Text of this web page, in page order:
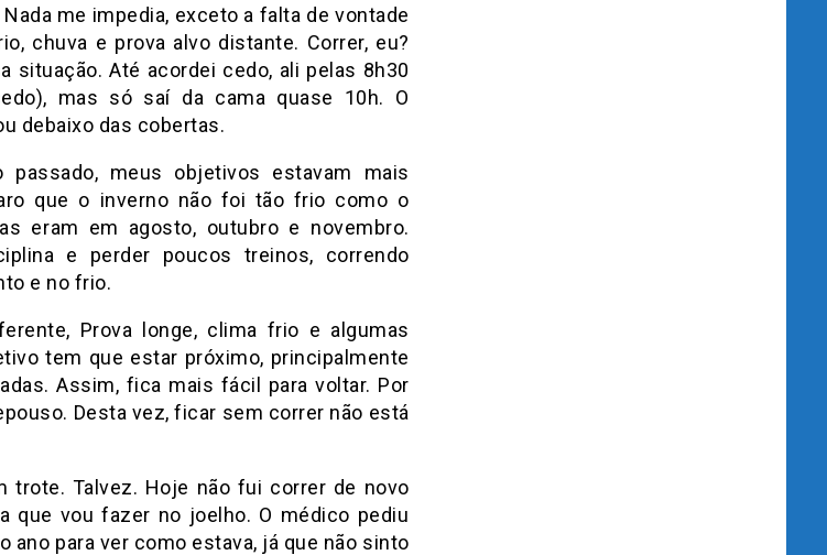
me impedia, exceto a falta de vontade
chuva e prova alvo distante. Correr, eu?
situação. Até acordei cedo, ali pelas 8h30
mas só saí da cama quase 10h. O
debaixo das cobertas.
passado, meus objetivos estavam mais
que o inverno não foi tão frio como o
eram em agosto, outubro e novembro.
e perder poucos treinos, correndo
e no frio.
Prova longe, clima frio e algumas
tem que estar próximo, principalmente
Assim, fica mais fácil para voltar. Por
Desta vez, ficar sem correr não está
trote. Talvez. Hoje não fui correr de novo
que vou fazer no joelho. O médico pediu
ano para ver como estava, já que não sinto